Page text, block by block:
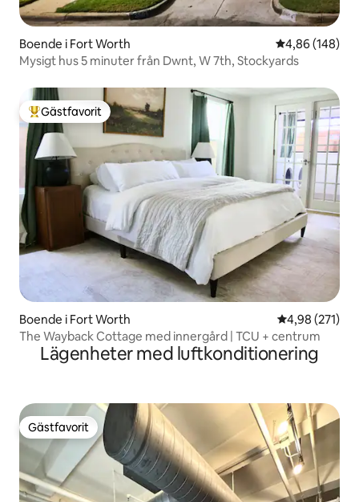
Boende i Fort Worth 4,86 av 5 i
4,86 (148)
Mysigt hus 5 minuter från Dwnt, W 7th, Stockyards
Populär gästfavorit
Gästfavorit
Boende i Fort Worth 4,98 av 5 i
4,98 (271)
The Wayback Cottage med innergård | TCU + centrum
Lägenheter med luftkonditionering
Gästfavorit
Gästfavorit